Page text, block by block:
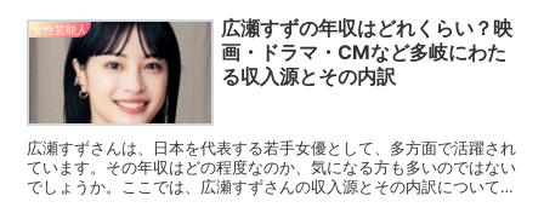
女性芸能人
広瀬すずの年収はどれくらい？映
画・ドラマ・CMなど多岐にわた
る収入源とその内訳
広瀬すずさんは、日本を代表する若手女優として、多方面で活躍され
ています。その年収はどの程度なのか、気になる方も多いのではない
でしょうか。ここでは、広瀬すずさんの収入源とその内訳について詳